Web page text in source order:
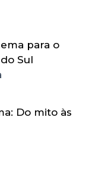
para o
Sul
Do mito às